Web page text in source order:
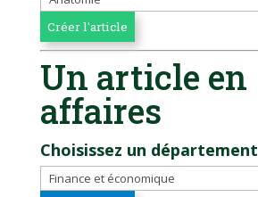
Un article en
affaires
Choisissez un département